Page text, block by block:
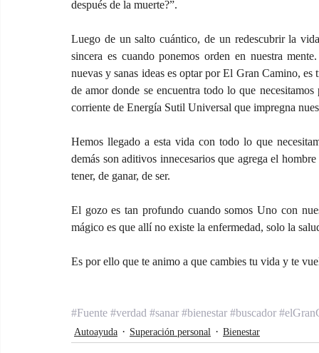
después de la muerte?”.
Luego de un salto cuántico, de un redescubrir la
sincera es cuando ponemos orden en nuestra
nuevas y sanas ideas es optar por El Gran Camino,
de amor donde se encuentra todo lo que
corriente de Energía Sutil Universal que impregna
Hemos llegado a esta vida con todo lo que
demás son aditivos innecesarios que agrega el
tener, de ganar, de ser.
El gozo es tan profundo cuando somos Uno con
mágico es que allí no existe la enfermedad, solo la
Es por ello que te animo a que cambies tu vida y te
#Fuente #verdad #sanar #bienestar #buscador
Autoayuda Superación personal Bienestar